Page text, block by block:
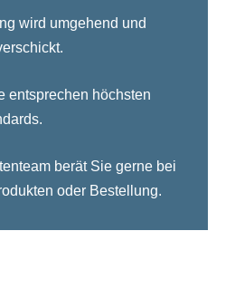
wird umgehend und
entsprechen höchsten
berät Sie gerne bei
oder Bestellung.